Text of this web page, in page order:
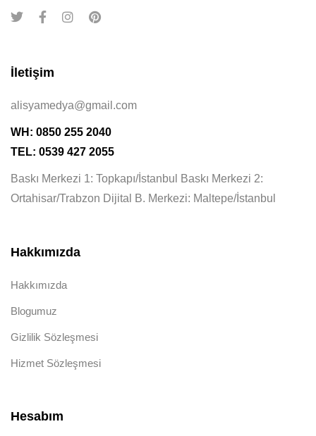
İletişim
alisyamedya@gmail.com
WH: 0850 255 2040
TEL: 0539 427 2055
Baskı Merkezi 1: Topkapı/İstanbul Baskı Merkezi 2:
Ortahisar/Trabzon Dijital B. Merkezi: Maltepe/İstanbul
Hakkımızda
Hakkımızda
Blogumuz
Gizlilik Sözleşmesi
Hizmet Sözleşmesi
Hesabım